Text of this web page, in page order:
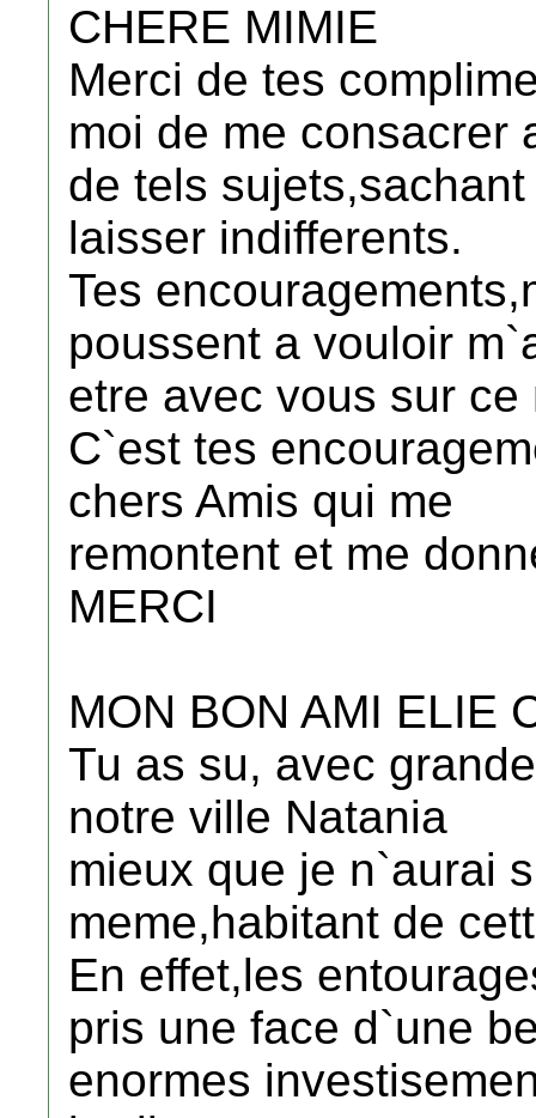
CHERE MIMIE
Merci de tes
moi de me consacrer
de tels
laisser indifferents.
Tes
poussent a vouloir
etre avec vous sur
C`est tes
chers Amis qui me
remontent et me
MERCI
MON BON AMI ELIE
Tu as su, avec
notre ville Natania
mieux que je n`aurai
meme,habitant de
En effet,les
pris une face d`une
enormes